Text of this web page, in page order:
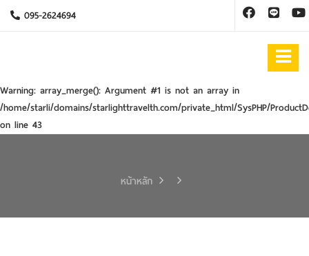
095-2624694
Warning: array_merge(): Argument #1 is not an array in
/home/starli/domains/starlighttravelth.com/private_html/SysPHP/
on line 43
หน้าหลัก